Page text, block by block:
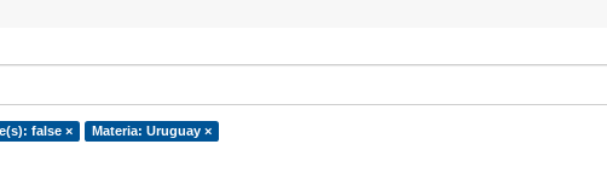
false × Materia: Uruguay ×